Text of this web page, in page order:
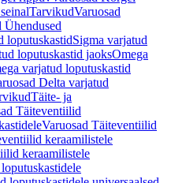
TarvikudVaruosad
Ühendused
loputuskastidSigma varjatud
loputuskastid jaoksOmega
varjatud loputuskastid
Delta varjatud
Täite- ja
Täiteventiilid
Varuosad Täiteventiilid
keraamilistele
keraamilistele